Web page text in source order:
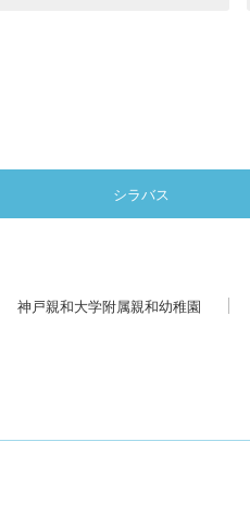
シラバス
神戸親和大学附属親和幼稚園